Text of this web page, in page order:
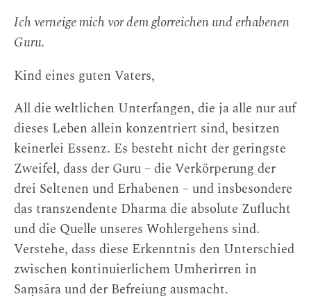
Ich verneige mich vor dem glorreichen und erhabenen
Guru.
Kind eines guten Vaters,
All die weltlichen Unterfangen, die ja alle nur auf
dieses Leben allein konzentriert sind, besitzen
keinerlei Essenz. Es besteht nicht der geringste
Zweifel, dass der Guru – die Verkörperung der
drei Seltenen und Erhabenen – und insbesondere
das transzendente Dharma die absolute Zuflucht
und die Quelle unseres Wohlergehens sind.
Verstehe, dass diese Erkenntnis den Unterschied
zwischen kontinuierlichem Umherirren in
Saṃsāra und der Befreiung ausmacht.